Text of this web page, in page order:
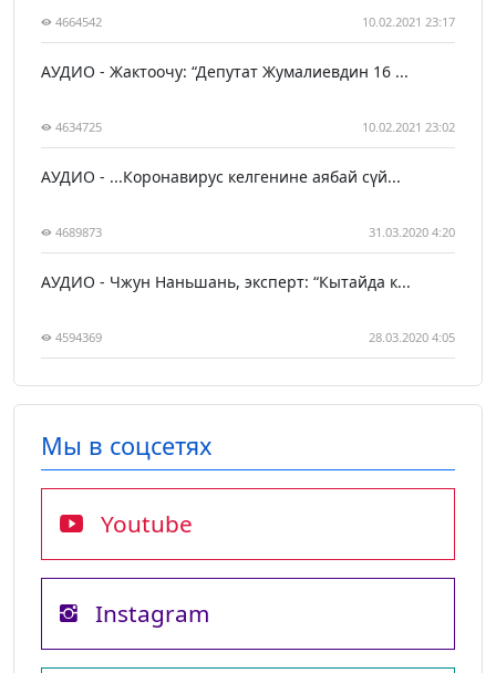
4664542 10.02.2021 23:17
АУДИО - Жактоочу: “Депутат Жумалиевдин 16 ...
4634725 10.02.2021 23:02
АУДИО - ...Коронавирус келгенине аябай сүй...
4689873 31.03.2020 4:20
АУДИО - Чжун Наньшань, эксперт: “Кытайда к...
4594369 28.03.2020 4:05
Мы в соцсетях
Youtube
Instagram